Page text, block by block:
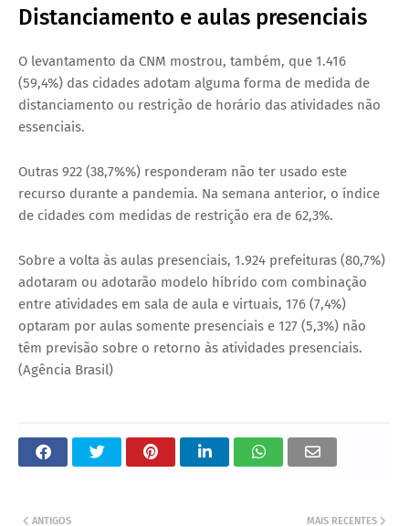
Distanciamento e aulas presenciais
O levantamento da CNM mostrou, também, que 1.416
(59,4%) das cidades adotam alguma forma de medida de
distanciamento ou restrição de horário das atividades não
essenciais.
Outras 922 (38,7%%) responderam não ter usado este
recurso durante a pandemia. Na semana anterior, o índice
de cidades com medidas de restrição era de 62,3%.
Sobre a volta às aulas presenciais, 1.924 prefeituras (80,7%)
adotaram ou adotarão modelo híbrido com combinação
entre atividades em sala de aula e virtuais, 176 (7,4%)
optaram por aulas somente presenciais e 127 (5,3%) não
têm previsão sobre o retorno às atividades presenciais.
(Agência Brasil)
MAIS RECENTES
ANTIGOS